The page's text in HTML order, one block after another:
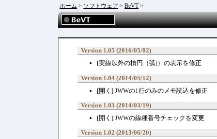
ホーム > ソフトウェア > BeVT>
Version 1.05 (2016/05/02)
[実線以外の楕円（弧[）の表示を修正
Version 1.04 (2014/05/12)
[開く] JWWの1行のみのメモ読込を修正
Version 1.03 (2014/03/19)
[開く] JWWの線種番号チェックを変更
Version 1.02 (2013/06/20)